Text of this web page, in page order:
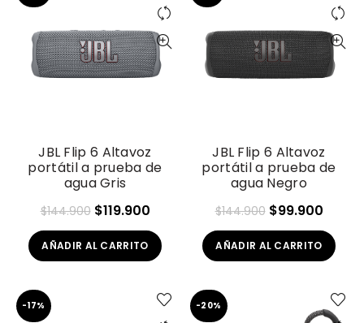
JBL Flip 6 Altavoz
portátil a prueba de
agua Gris
$144.900 El
precio
original
$144.900.
$119.900El
precio
actual
$119.900.
AÑADIR AL CARRITO
JBL Flip 6 Altavoz
portátil a prueba de
agua Negro
$144.900 El
precio
original
$144.900.
$99.900El
AÑADIR AL CARRITO
-17% -20%